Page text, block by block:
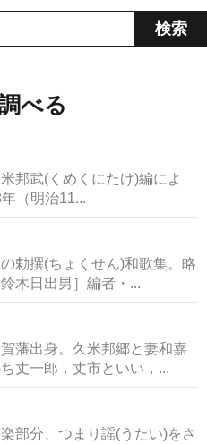
べる
邦武(くめくにたけ)編によ
（明治11...
勅撰(ちょくせん)和歌集。略
木日出男］編者・...
藩出身。久米邦郷と妻和嘉
丈一郎，丈市といい，...
部分、つまり謡(うたい)をさ